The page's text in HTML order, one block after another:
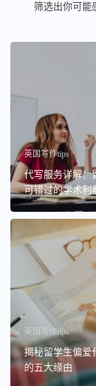
筛选出你可能
英国写作tips
代写服务详解：
可错过的学术利
英国写作tips
揭秘留学生偏爱
的五大缘由